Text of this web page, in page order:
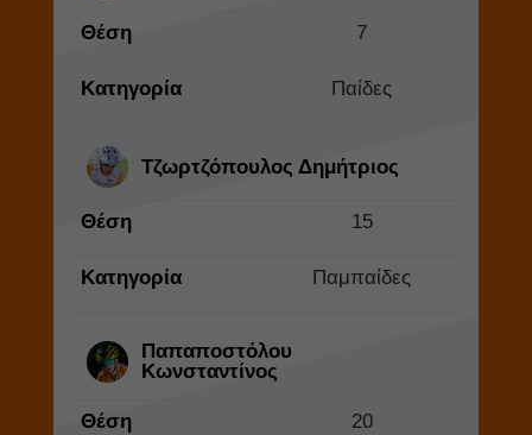
Θέση 7
Κατηγορία Παίδες
Τζωρτζόπουλος Δημήτριος
Θέση 15
Κατηγορία Παμπαίδες
Παπαποστόλου
Κωνσταντίνος
Θέση 20